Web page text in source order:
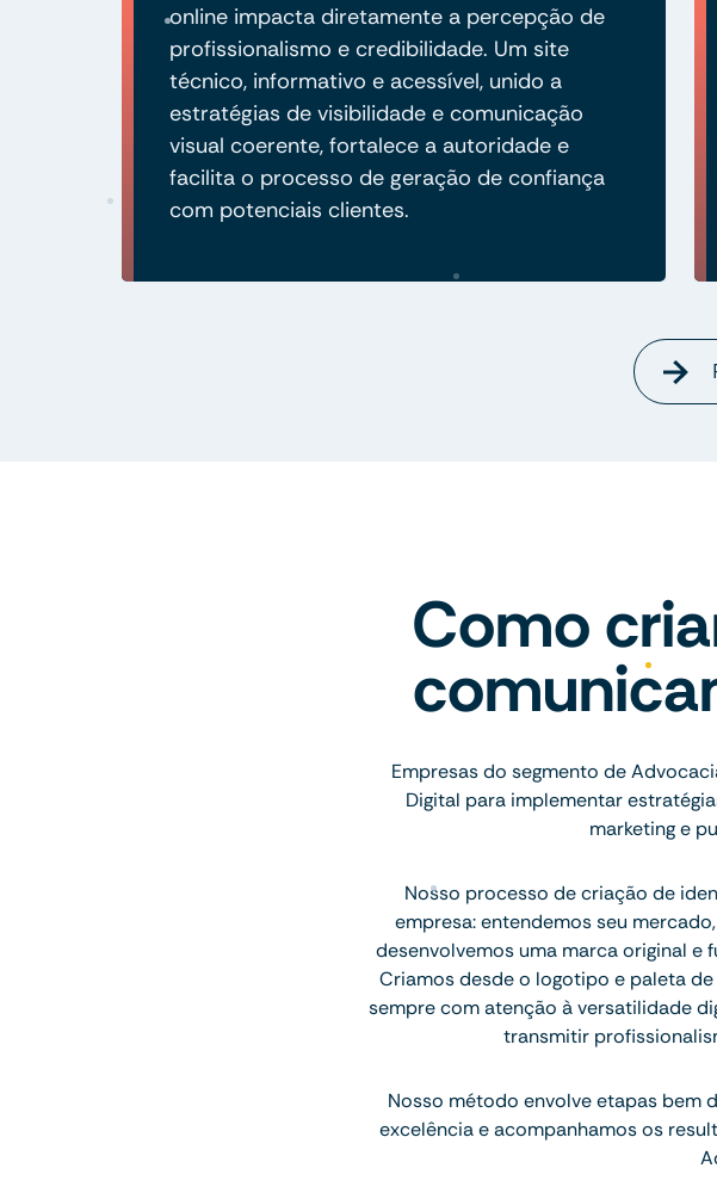
online impacta diretamente a percepção de
profissionalismo e credibilidade. Um site
técnico, informativo e acessível, unido a
estratégias de visibilidade e comunicação
visual coerente, fortalece a autoridade e
facilita o processo de geração de confiança
com potenciais clientes.
Como
Empresas do segmento de
Digital para implementar
marketing e
Nosso processo de criação de
empresa: entendemos seu
desenvolvemos uma marca original e
Criamos desde o logotipo e paleta
sempre com atenção à versatilidade
transmitir
Nosso método envolve etapas bem
excelência e acompanhamos os